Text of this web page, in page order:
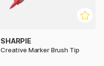
SHARPIE
Creative Marker Brush Tip